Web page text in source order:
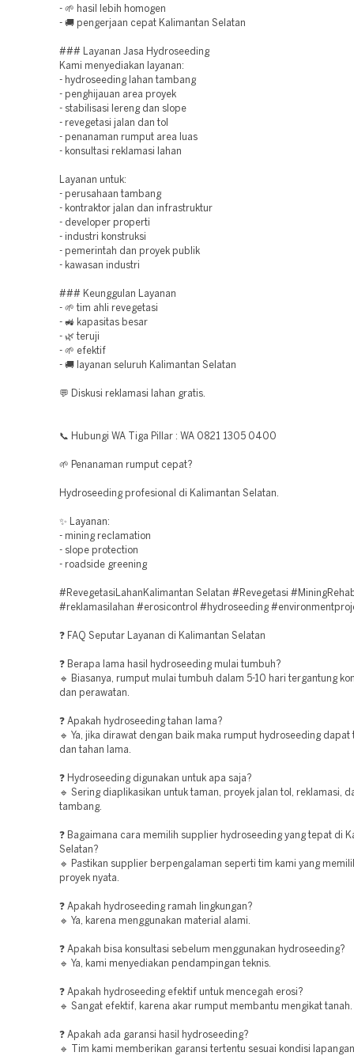
- 🌱 hasil lebih homogen
- 🚚 pengerjaan cepat Kalimantan Selatan
### Layanan Jasa Hydroseeding
Kami menyediakan layanan:
- hydroseeding lahan tambang
- penghijauan area proyek
- stabilisasi lereng dan slope
- revegetasi jalan dan tol
- penanaman rumput area luas
- konsultasi reklamasi lahan
Layanan untuk:
- perusahaan tambang
- kontraktor jalan dan infrastruktur
- developer properti
- industri konstruksi
- pemerintah dan proyek publik
- kawasan industri
### Keunggulan Layanan
- 🌱 tim ahli revegetasi
- 🚜 kapasitas besar
- 🌿 teruji
- 🌱 efektif
- 🚚 layanan seluruh Kalimantan Selatan
💬 Diskusi reklamasi lahan gratis.
📞 Hubungi WA Tiga Pillar : WA 0821 1305 0400
🌱 Penanaman rumput cepat?
Hydroseeding profesional di Kalimantan Selatan.
✨ Layanan:
- mining reclamation
- slope protection
- roadside greening
#RevegetasiLahanKalimantan Selatan #Revegetasi
#reklamasilahan #erosicontrol #hydroseeding
❓ FAQ Seputar Layanan di Kalimantan Selatan
❓ Berapa lama hasil hydroseeding mulai tumbuh?
🔹 Biasanya, rumput mulai tumbuh dalam 5-10 hari tergantung
dan perawatan.
❓ Apakah hydroseeding tahan lama?
🔹 Ya, jika dirawat dengan baik maka rumput hydroseeding dapat
dan tahan lama.
❓ Hydroseeding digunakan untuk apa saja?
🔹 Sering diaplikasikan untuk taman, proyek jalan tol, reklamasi,
tambang.
❓ Bagaimana cara memilih supplier hydroseeding yang tepat di
Selatan?
🔹 Pastikan supplier berpengalaman seperti tim kami yang
proyek nyata.
❓ Apakah hydroseeding ramah lingkungan?
🔹 Ya, karena menggunakan material alami.
❓ Apakah bisa konsultasi sebelum menggunakan hydroseeding?
🔹 Ya, kami menyediakan pendampingan teknis.
❓ Apakah hydroseeding efektif untuk mencegah erosi?
🔹 Sangat efektif, karena akar rumput membantu mengikat tanah.
❓ Apakah ada garansi hasil hydroseeding?
🔹 Tim kami memberikan garansi tertentu sesuai kondisi